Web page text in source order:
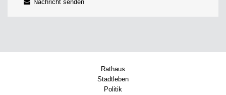
Nachricht senden
Rathaus
Stadtleben
Politik